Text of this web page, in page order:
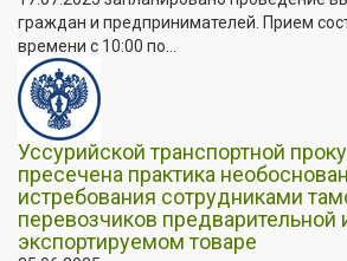
граждан и предпринимателей. Прием
времени с 10:00 по...
Уссурийской транспортной
пресечена практика
истребования сотрудниками
перевозчиков
экспортируемом товаре